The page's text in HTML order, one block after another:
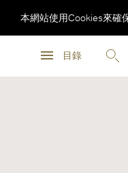
目錄
本網站使用Cookies來確